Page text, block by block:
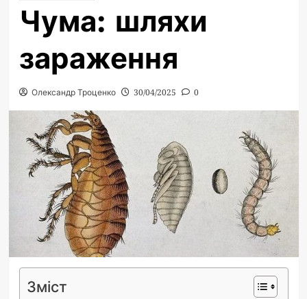
Чума: шляхи
зараження
Олександр Троценко 30/04/2025 0
Зміст